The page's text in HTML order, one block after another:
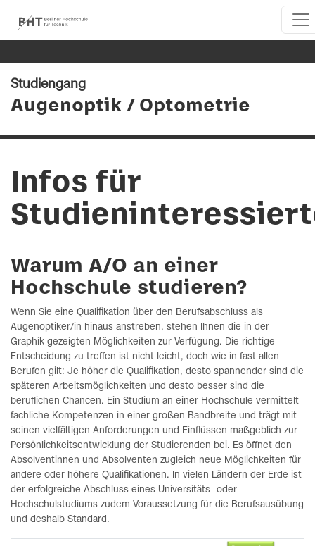
Studiengang
Augenoptik / Optometrie
Infos für
Warum A/O an einer
Hochschule studieren?
Wenn Sie eine Qualifikation über den Berufsabschluss als
Augenoptiker/in hinaus anstreben, stehen Ihnen die in der
Graphik gezeigten Möglichkeiten zur Verfügung. Die richtige
Entscheidung zu treffen ist nicht leicht, doch wie in fast allen
Berufen gilt: Je höher die Qualifikation, desto spannender sind die
späteren Arbeitsmöglichkeiten und desto besser sind die
beruflichen Chancen. Ein Studium an einer Hochschule vermittelt
fachliche Kompetenzen in einer großen Bandbreite und trägt mit
seinen vielfältigen Anforderungen und Einflüssen maßgeblich zur
Persönlichkeitsentwicklung der Studierenden bei. Es öffnet den
Absolventinnen und Absolventen zugleich neue Möglichkeiten für
andere oder höhere Qualifikationen. In vielen Ländern der Erde ist
der erfolgreiche Abschluss eines Universitäts- oder
Hochschulstudiums zudem Voraussetzung für die Berufsausübung
und deshalb Standard.